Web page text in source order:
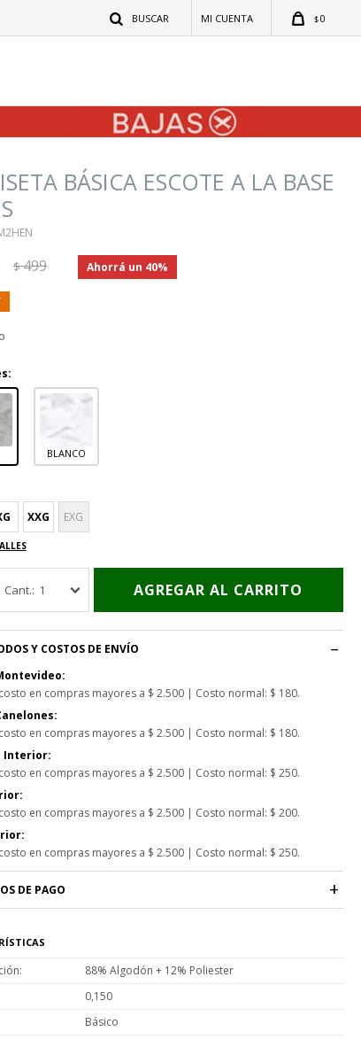
$0
BÁSICA ESCOTE A LA BASE
$499 40
BLANCO
XXG EXG
1 AGREGAR AL CARRITO
Y COSTOS DE ENVÍO
en compras mayores a $ 2.500 | Costo normal: $ 180.
en compras mayores a $ 2.500 | Costo normal: $ 180.
Interior:
en compras mayores a $ 2.500 | Costo normal: $ 250.
en compras mayores a $ 2.500 | Costo normal: $ 200.
en compras mayores a $ 2.500 | Costo normal: $ 250.
DE PAGO
88% Algodón + 12% Poliester
0,150
Básico